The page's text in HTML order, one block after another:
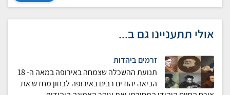
אולי תתעניינו גם ב...
זרמים ביהדות
תנועת ההשכלה שצמחה באירופה במאה ה- 18
הביאה יהודים רבים באירופה לבחון מחדש את